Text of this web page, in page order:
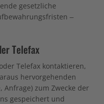
gesetzliche
–
Telefax
Telefax kontaktieren,
hervorgehenden
Anfrage) zum Zwecke der
gespeichert und